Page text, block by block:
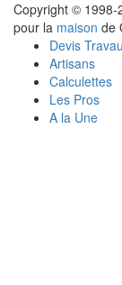
Copyright © 1998-
pour la maison de
Devis
Artisans
Calculettes
Les Pros
A la Une